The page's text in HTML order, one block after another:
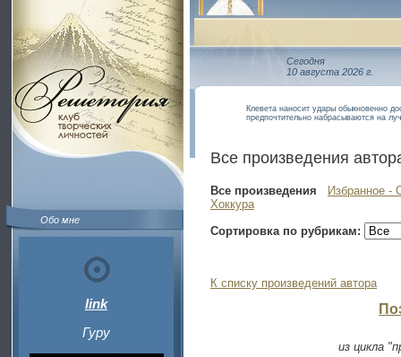
Обо мне
link
Гуру
Сегодня
10 августа 2026 г.
Клевета наносит удары обыкновенно
предпочтительно набрасываются на
Все произведения
Все произведения
Избранное -
Хоккура
Сортировка по рубрикам:
К списку произведений автора
из цикла